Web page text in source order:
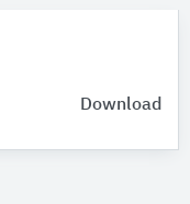
Download